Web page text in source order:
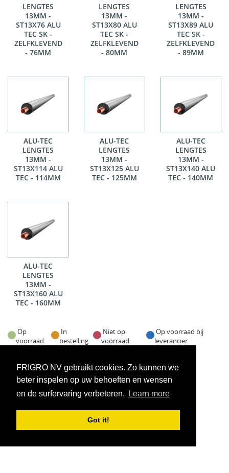
FRIGRO NV gebruikt cookies. Zo kunnen we
beter inspelen op uw behoeften en wensen
en de surfervaring verbeteren.
Learn more
Got it!
LENGTES
13MM -
ST13X76 ALU
TEC SK -
ZELFKLEVEND
- 76MM
LENGTES
13MM -
ST13X80 ALU
TEC SK -
ZELFKLEVEND
- 80MM
LENGTES
13MM -
ST13X89 ALU
TEC SK -
ZELFKLEVEND
- 89MM
ALU-TEC
LENGTES
13MM -
ST13X114 ALU
TEC - 114MM
ALU-TEC
LENGTES
13MM -
ST13X125 ALU
TEC - 125MM
ALU-TEC
LENGTES
13MM -
ST13X140 ALU
TEC - 140MM
ALU-TEC
LENGTES
13MM -
ST13X160 ALU
TEC - 160MM
Op
voorraad
In
bestelling
Niet op
voorraad
Op voorraad bij
leverancier